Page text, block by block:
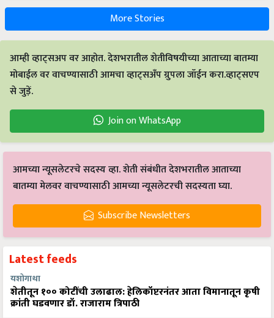
More Stories
आम्ही व्हाट्सअप वर आहोत. देशभरातील शेतीविषयीच्या आताच्या बातम्या
मोबाईल वर वाचण्यासाठी आमचा व्हाट्सअँप ग्रुपला जॉईन करा.व्हाट्सएप
से जुड़ें.
Join on WhatsApp
आमच्या न्यूसलेटरचे सदस्य व्हा. शेती संबंधीत देशभरातील आताच्या
बातम्या मेलवर वाचण्यासाठी आमच्या न्यूसलेटरची सदस्यता घ्या.
Subscribe Newsletters
Latest feeds
यशोगाथा
शेतीतून १०० कोटींची उलाढाल: हेलिकॉप्टरनंतर आता विमानातून कृषी
क्रांती घडवणार डॉ. राजाराम त्रिपाठी